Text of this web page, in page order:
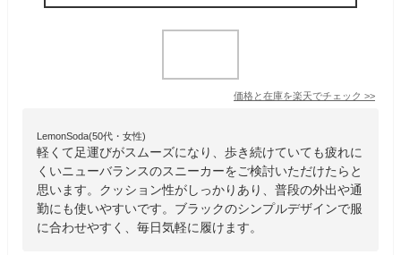
価格と在庫を楽天でチェック >>
LemonSoda(50代・女性)
軽くて足運びがスムーズになり、歩き続けていても疲れに
くいニューバランスのスニーカーをご検討いただけたらと
思います。クッション性がしっかりあり、普段の外出や通
勤にも使いやすいです。ブラックのシンプルデザインで服
に合わせやすく、毎日気軽に履けます。